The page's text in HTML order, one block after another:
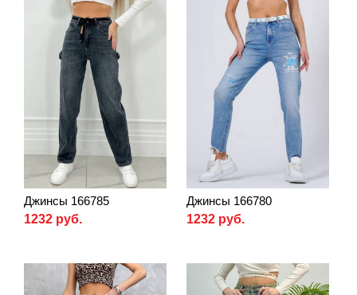
Джинсы 166785
1232 руб.
Джинсы 166780
1232 руб.